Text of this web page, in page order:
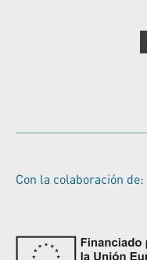
Con la colaboración de: